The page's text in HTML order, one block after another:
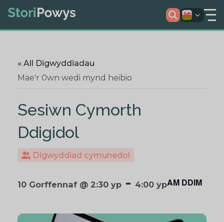
« All Digwyddiadau
Mae'r 0wn wedi mynd heibio
Sesiwn Cymorth
Ddigidol
Digwyddiad cymunedol
10 Gorffennaf @ 2:30 yp - 4:00 ypAM DDIM